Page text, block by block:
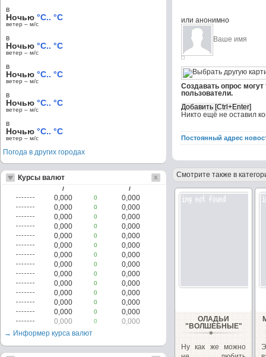
или анонимно
Создавать опрос
пользователи.
Никто ещё не оставил
Постоянный адрес
Смотрите также в
ОЛАДЬИ
"ВОЛШЕБНЫЕ"
Ну как же можно
в
Ночью °C.. °C
ветер – м/c
в
Ночью °C.. °C
ветер – м/c
в
Ночью °C.. °C
ветер – м/c
в
Ночью °C.. °C
ветер – м/c
в
Ночью °C.. °C
ветер – м/c
Погода в других городах
Курсы валют
/ /
0,000 0
0,000
0,000
0
0,000
0,000
0
0,000
0,000
0
0,000
0,000
0
0,000
0,000
0
0,000
0,000
0
0,000
0,000
0
0,000
0,000
0
0,000
0,000
0
0,000
0,000
0
0,000
0,000
0
0,000
0,000
0
0,000
0,000
0
0,000
→ Информер курса валют